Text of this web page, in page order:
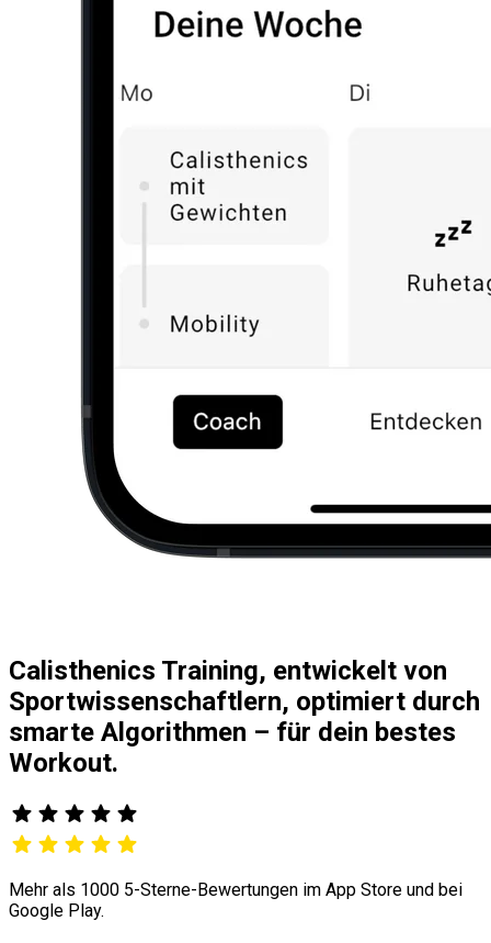
Calisthenics Training, entwickelt von
Sportwissenschaftlern, optimiert durch
smarte Algorithmen – für dein bestes
Workout.
Mehr als 1000 5-Sterne-Bewertungen im App Store und bei
Google Play.